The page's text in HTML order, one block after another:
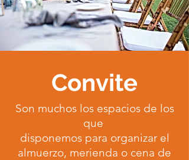
Convite
Son muchos los espacios de los
que
disponemos para organizar el
almuerzo, merienda o cena de